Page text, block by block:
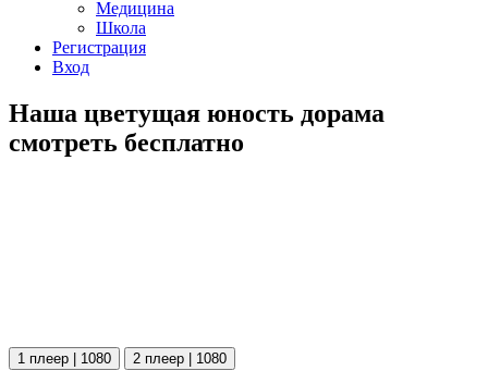
Медицина
Школа
Регистрация
Вход
Наша цветущая юность дорама
смотреть бесплатно
1 плеер | 1080 2 плеер | 1080